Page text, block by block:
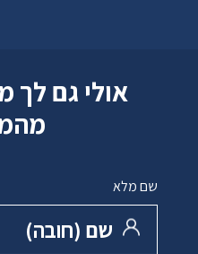
אולי גם לך
שם מלא
שם ‏(חובה)